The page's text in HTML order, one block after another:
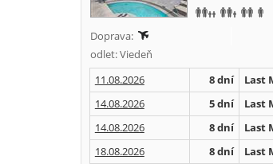
Doprava:
odlet: Viedeň
11.08.2026
8 dní Last
14.08.2026
5 dní Last
14.08.2026
8 dní Last
18.08.2026
8 dní Last